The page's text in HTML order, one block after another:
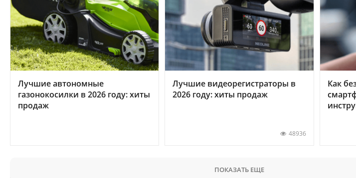
Лучшие автономные
газонокосилки в 2026 году: хиты
продаж
Лучшие видеорегистраторы в
2026 году: хиты продаж
48936
Как
ПОКАЗАТЬ ЕЩЕ